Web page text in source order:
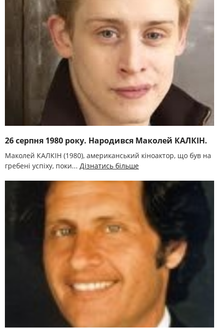
26 серпня 1980 року. Народився Маколей КАЛКІН.
Маколей КАЛКІН (1980), американський кіноактор, що був на
гребені успіху, поки... Дізнатись більше